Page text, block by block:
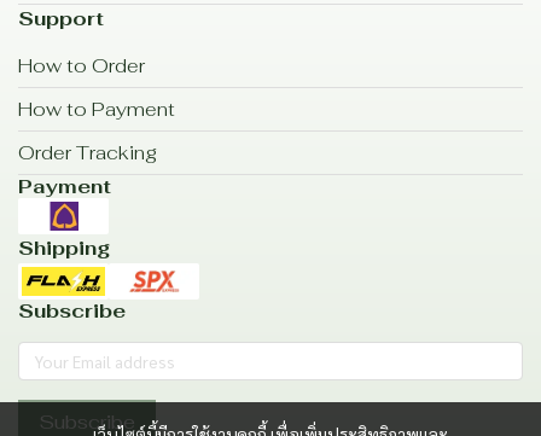
Support
How to Order
How to Payment
Order Tracking
Payment
Shipping
Subscribe
Subscribe